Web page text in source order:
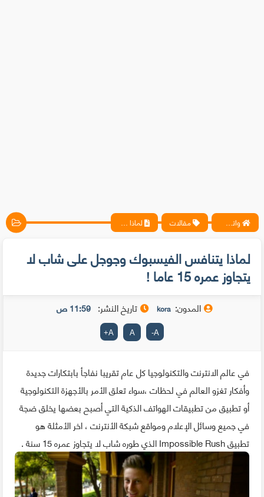
واتس آب ، فيسبوك ، أنترنت ، شروحات تقنية حصرية - المحترف مقالات لماذا يتنافس الفيسبوك وجوجل على شاب لا يتجاوز عمره 15 عاما !
لماذا يتنافس الفيسبوك وجوجل على شاب لا
يتجاوز عمره 15 عاما !
المدون: kora تاريخ النشر: 11:59 ص
A
-
A
A
+
في عالم الانترنت والتكنولوجيا كل عام تقريبا نفاجأ بابتكارات جديدة
وأفكار تغزو العالم في لحظات ،سواء تعلق الأمر بالأجهزة التكنولوجية
أو تطبيق من تطبيقات الهواتف الذكية التي أصبح بعضها يخلق ضجة
في جميع وسائل الإعلام ومواقع شبكة الأنترنت ، اخر الأمثلة هو
تطبيق Impossible Rush الذي طوره شاب لا يتجاوز عمره 15 سنة .